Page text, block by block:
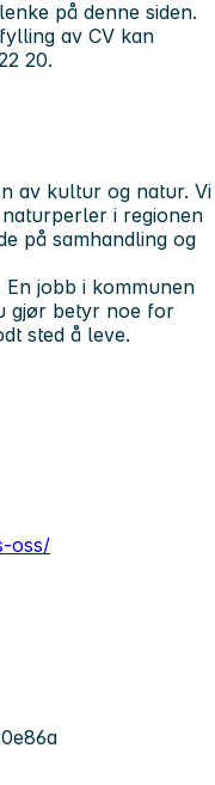
på denne siden.
av CV kan
20.
av kultur og natur. Vi
i regionen
på samhandling og
En jobb i kommunen
gjør betyr noe for
sted å leve.
oss/